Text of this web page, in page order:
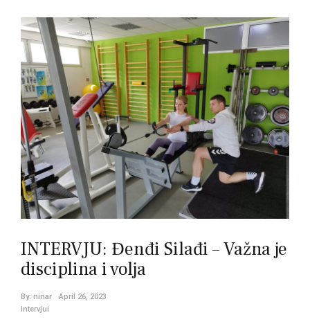
INTERVJU: Đenđi Silađi – Važna je
disciplina i volja
By: ninar
April 26, 2023
Intervjui